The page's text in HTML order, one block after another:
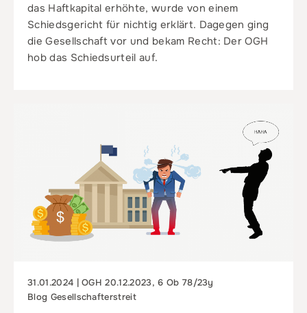
das Haftkapital erhöhte, wurde von einem
Schiedsgericht für nichtig erklärt. Dagegen ging
die Gesellschaft vor und bekam Recht: Der OGH
hob das Schiedsurteil auf.
31.01.2024 | OGH 20.12.2023, 6 Ob 78/23y
Blog Gesellschafterstreit